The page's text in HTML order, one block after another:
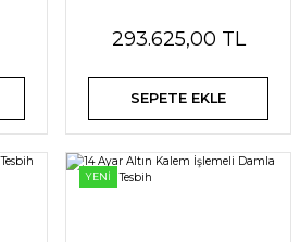
293.625,00 TL
SEPETE EKLE
YENİ